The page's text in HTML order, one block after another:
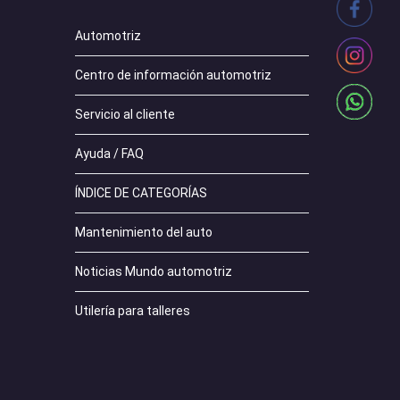
Automotriz
Centro de información automotriz
Servicio al cliente
Ayuda / FAQ
ÍNDICE DE CATEGORÍAS
Mantenimiento del auto
Noticias Mundo automotriz
Utilería para talleres